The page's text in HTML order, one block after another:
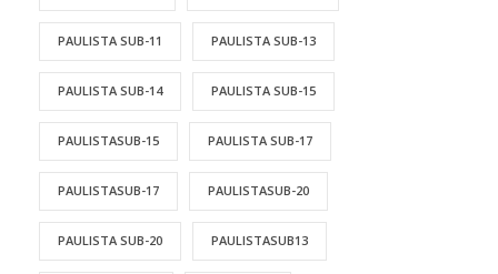
PAULISTA SUB-11 PAULISTA SUB-13
PAULISTA SUB-14 PAULISTA SUB-15
PAULISTASUB-15 PAULISTA SUB-17
PAULISTASUB-17 PAULISTASUB-20
PAULISTA SUB-20 PAULISTASUB13